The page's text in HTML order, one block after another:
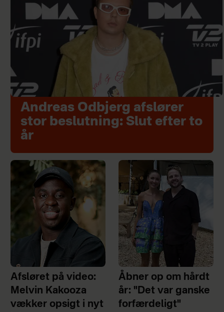
Andreas Odbjerg afslører
stor beslutning: Slut efter to
år
Afsløret på video:
Melvin Kakooza
vækker opsigt i nyt
Åbner op om hårdt
år: "Det var ganske
forfærdeligt"